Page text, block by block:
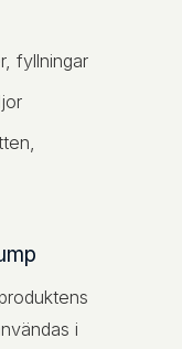
fyllningar
i